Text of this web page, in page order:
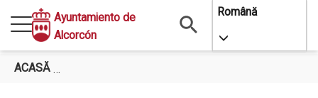
conţinutul
principal
Ayuntamiento de
Alcorcón
Română
Toggle
ACASĂ